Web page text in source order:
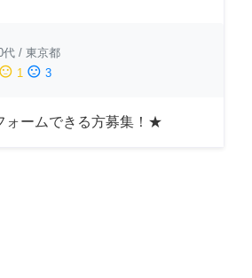
代 / 東京都
sentiment_neutral 1 sentiment_dissatisfied 3
ォームできる方募集！★